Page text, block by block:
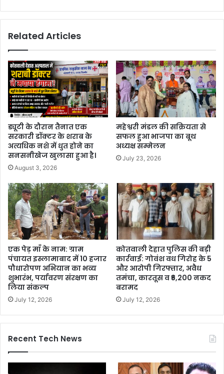
Related Articles
ड्यूटी के दौरान तैनात एक
सरकारी डॉक्टर के शराब के
अत्यधिक नशे में धुत होने का
सनसनीखेज खुलासा हुआ है।
August 3, 2026
महेश्वरी मंडल की सक्रियता से
सफल हुआ भाजपा का बूथ
अध्यक्ष सम्मेलन
July 23, 2026
एक पेड़ माँ के नाम: ग्राम
पंचायत इस्लामाबाद में 10 हजार
पौधारोपण अभियान का भव्य
शुभारंभ, पर्यावरण संरक्षण का
लिया संकल्प
July 12, 2026
कोतवाली देहात पुलिस की बड़ी
कार्रवाई: गोवंश वध गिरोह के 5
और आरोपी गिरफ्तार, अवैध
तमंचा, कारतूस व ₹6,200 नकद
बरामद
July 12, 2026
Recent Tech News